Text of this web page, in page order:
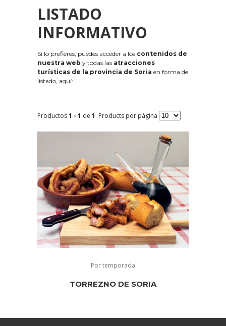
LISTADO
INFORMATIVO
Si lo prefieres, puedes acceder a los contenidos de
nuestra web y todas las atracciones
turísticas de la provincia de Soria en forma de
listado, aquí:
Productos1 - 1 de 1. Products por página
Por temporada
TORREZNO DE SORIA